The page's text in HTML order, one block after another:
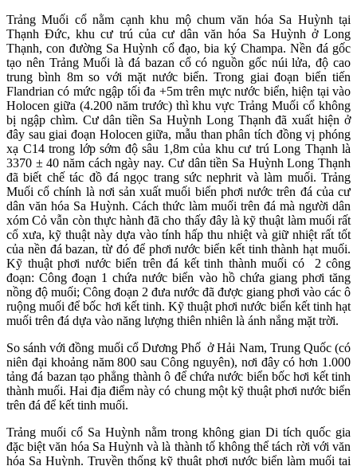
Trảng Muối cổ nằm cạnh khu mộ chum văn hóa Sa Huỳnh tại
Thạnh Đức, khu cư trú của cư dân văn hóa Sa Huỳnh ở Long
Thạnh, con đường Sa Huỳnh cổ đạo, bia ký Champa. Nền đá gốc
tạo nên Trảng Muối là đá bazan cổ có nguồn gốc núi lửa, độ cao
trung bình 8m so với mặt nước biển. Trong giai đoạn biển tiến
Flandrian có mức ngập tối đa +5m trên mực nước biển, hiện tại vào
Holocen giữa (4.200 năm trước) thì khu vực Trảng Muối cổ không
bị ngập chìm. Cư dân tiền Sa Huỳnh Long Thạnh đã xuất hiện ở
đây sau giai đoạn Holocen giữa, mẫu than phân tích đồng vị phóng
xạ C14 trong lớp sớm độ sâu 1,8m của khu cư trú Long Thạnh là
3370 ± 40 năm cách ngày nay. Cư dân tiền Sa Huỳnh Long Thạnh
đã biết chế tác đồ đá ngọc trang sức nephrit và làm muối. Trảng
Muối cổ chính là nơi sản xuất muối biển phơi nước trên đá của cư
dân văn hóa Sa Huỳnh. Cách thức làm muối trên đá mà người dân
xóm Cỏ vẫn còn thực hành đã cho thấy đây là kỹ thuật làm muối rất
cổ xưa, kỹ thuật này dựa vào tính hấp thu nhiệt và giữ nhiệt rất tốt
của nền đá bazan, từ đó để phơi nước biển kết tinh thành hạt muối.
Kỹ thuật phơi nước biển trên đá kết tinh thành muối có 2 công
đoạn: Công đoạn 1 chứa nước biển vào hồ chứa giang phơi tăng
nồng độ muối; Công đoạn 2 đưa nước đã được giang phơi vào các ô
ruộng muối để bốc hơi kết tinh. Kỹ thuật phơi nước biển kết tinh hạt
muối trên đá dựa vào năng lượng thiên nhiên là ánh nắng mặt trời.
So sánh với đồng muối cổ Dương Phố ở Hải Nam, Trung Quốc (có
niên đại khoảng năm 800 sau Công nguyên), nơi đây có hơn 1.000
tảng đá bazan tạo phẳng thành ô để chứa nước biển bốc hơi kết tinh
thành muối. Hai địa điểm này có chung một kỹ thuật phơi nước biển
trên đá để kết tinh muối.
Trảng muối cổ Sa Huỳnh nằm trong không gian Di tích quốc gia
đặc biệt văn hóa Sa Huỳnh và là thành tố không thể tách rời với văn
hóa Sa Huỳnh. Truyền thống kỹ thuật phơi nước biển làm muối tại